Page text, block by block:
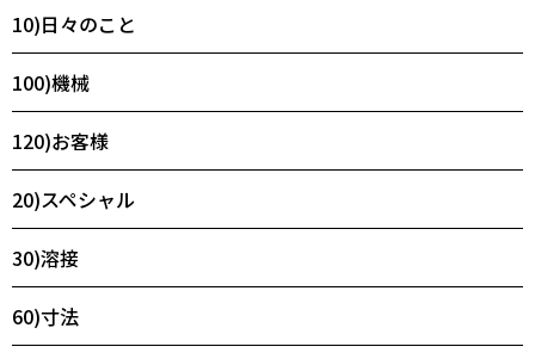
10)日々のこと
100)機械
120)お客様
20)スペシャル
30)溶接
60)寸法